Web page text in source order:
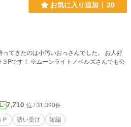
お気に入り追加 20
てきたのは小汚いおっさんでした。 お人好
7,710 位 / 31,390件
Ｐ 誘い受け 短編